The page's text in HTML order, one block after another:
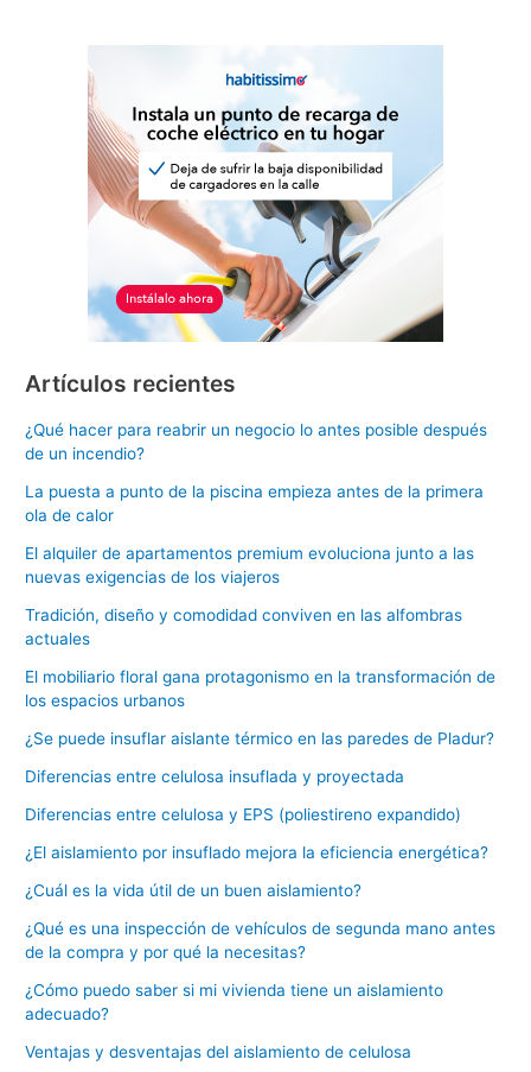
Artículos recientes
¿Qué hacer para reabrir un negocio lo antes posible después
de un incendio?
La puesta a punto de la piscina empieza antes de la primera
ola de calor
El alquiler de apartamentos premium evoluciona junto a las
nuevas exigencias de los viajeros
Tradición, diseño y comodidad conviven en las alfombras
actuales
El mobiliario floral gana protagonismo en la transformación de
los espacios urbanos
¿Se puede insuflar aislante térmico en las paredes de Pladur?
Diferencias entre celulosa insuflada y proyectada
Diferencias entre celulosa y EPS (poliestireno expandido)
¿El aislamiento por insuflado mejora la eficiencia energética?
¿Cuál es la vida útil de un buen aislamiento?
¿Qué es una inspección de vehículos de segunda mano antes
de la compra y por qué la necesitas?
¿Cómo puedo saber si mi vivienda tiene un aislamiento
adecuado?
Ventajas y desventajas del aislamiento de celulosa